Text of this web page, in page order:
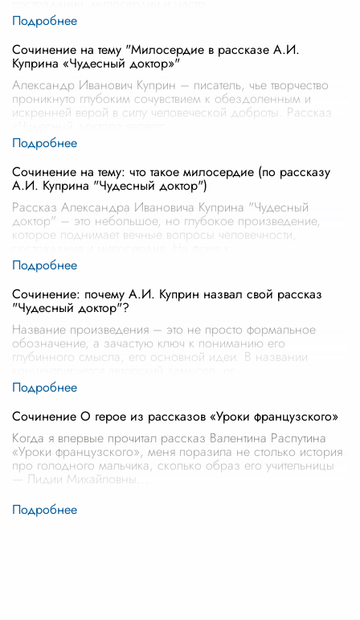
Сочинение на тему "Милосердие в рассказе А.И.
Куприна «Чудесный доктор»"
Александр Иванович Куприн – писатель, чье творчество
проникнуто глубоким сочувствием к обездоленным и
искренней верой в силу человеческой доброты. Рассказ
Сочинение на тему: что такое милосердие (по рассказу
А.И. Куприна "Чудесный доктор")
Рассказ Александра Ивановича Куприна "Чудесный
доктор" – это небольшое, но глубокое произведение,
которое поднимает вечные вопросы человечности,
Сочинение: почему А.И. Куприн назвал свой рассказ
"Чудесный доктор"?
Название произведения – это не просто формальное
обозначение, а зачастую ключ к пониманию его
глубинного смысла, его основной идеи. В названии
Сочинение О герое из рассказов «Уроки французского»
Когда я впервые прочитал рассказ Валентина Распутина
«Уроки французского», меня поразила не столько история
про голодного мальчика, сколько образ его учительницы
— Лидии Михайловны